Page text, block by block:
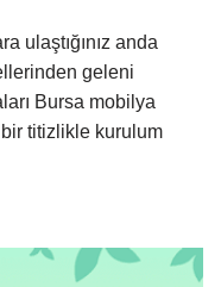
ulaştığınız anda
geleni
Bursa mobilya
bir titizlikle kurulum